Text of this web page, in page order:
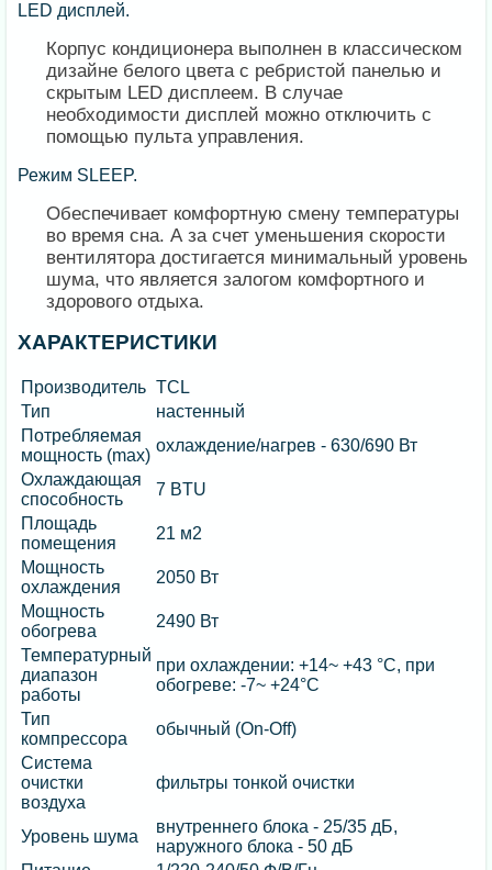
LED дисплей.
Корпус кондиционера выполнен в классическом
дизайне белого цвета с ребристой панелью и
скрытым LED дисплеем. В случае
необходимости дисплей можно отключить с
помощью пульта управления.
Режим SLEEP.
Обеспечивает комфортную смену температуры
во время сна. А за счет уменьшения скорости
вентилятора достигается минимальный уровень
шума, что является залогом комфортного и
здорового отдыха.
ХАРАКТЕРИСТИКИ
Производитель TCL
Тип
настенный
Потребляемая
мощность (max)
охлаждение/нагрев - 630/690 Вт
Охлаждающая
способность
7 BTU
Площадь
помещения
21 м2
Мощность
охлаждения
2050 Вт
Мощность
обогрева
2490 Вт
Температурный
диапазон
работы
при охлаждении: +14~ +43 °C, при
обогреве: -7~ +24°C
Тип
компрессора
обычный (On-Off)
Система
очистки
воздуха
фильтры тонкой очистки
Уровень шума
внутреннего блока - 25/35 дБ,
наружного блока - 50 дБ